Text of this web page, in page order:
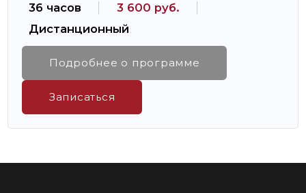
36 часов
3 600 руб.
Дистанционный
Подробнее о программе
Записаться